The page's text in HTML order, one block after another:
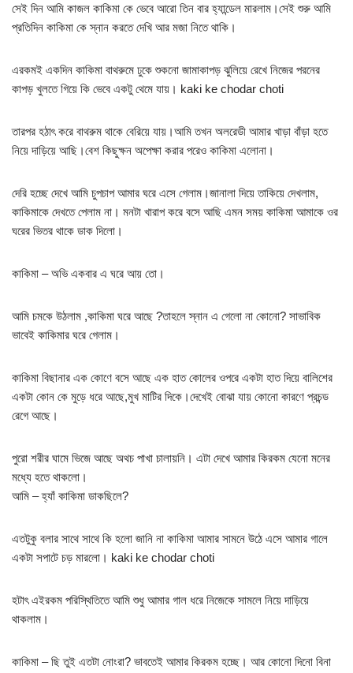
সেই দিন আমি কাজল কাকিমা কে ভেবে আরো তিন বার হ্যান্ডেল মারলাম।সেই শুরু আমি
প্রতিদিন কাকিমা কে স্নান করতে দেখি আর মজা নিতে থাকি।
এরকমই একদিন কাকিমা বাথরুমে ঢুকে শুকনো জামাকাপড় ঝুলিয়ে রেখে নিজের পরনের
কাপড় খুলতে গিয়ে কি ভেবে একটু থেমে যায়। kaki ke chodar choti
তারপর হঠাৎ করে বাথরুম থাকে বেরিয়ে যায়।আমি তখন অলরেডী আমার খাড়া বাঁড়া হতে
নিয়ে দাড়িয়ে আছি।বেশ কিছুক্ষন অপেক্ষা করার পরেও কাকিমা এলোনা।
দেরি হচ্ছে দেখে আমি চুপচাপ আমার ঘরে এসে গেলাম।জানালা দিয়ে তাকিয়ে দেখলাম,
কাকিমাকে দেখতে পেলাম না। মনটা খারাপ করে বসে আছি এমন সময় কাকিমা আমাকে ওর
ঘরের ভিতর থাকে ডাক দিলো।
কাকিমা – অভি একবার এ ঘরে আয় তো।
আমি চমকে উঠলাম ,কাকিমা ঘরে আছে ?তাহলে স্নান এ গেলো না কোনো? সাভাবিক
ভাবেই কাকিমার ঘরে গেলাম।
কাকিমা বিছানার এক কোণে বসে আছে এক হাত কোলের ওপরে একটা হাত দিয়ে বালিশের
একটা কোন কে মুড়ে ধরে আছে,মুখ মাটির দিকে।দেখেই বোঝা যায় কোনো কারণে প্রচন্ড
রেগে আছে।
পুরো শরীর ঘামে ভিজে আছে অথচ পাখা চালায়নি। এটা দেখে আমার কিরকম যেনো মনের
মধ্যে হতে থাকলো।
আমি – হ্যাঁ কাকিমা ডাকছিলে?
এতটুকু বলার সাথে সাথে কি হলো জানি না কাকিমা আমার সামনে উঠে এসে আমার গালে
একটা সপাটে চড় মারলো। kaki ke chodar choti
হটাৎ এইরকম পরিস্থিতিতে আমি শুধু আমার গাল ধরে নিজেকে সামলে নিয়ে দাড়িয়ে
থাকলাম।
কাকিমা – ছি তুই এতটা নোংরা? ভাবতেই আমার কিরকম হচ্ছে। আর কোনো দিনো বিনা